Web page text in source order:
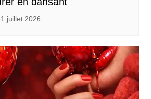
juillet 2026